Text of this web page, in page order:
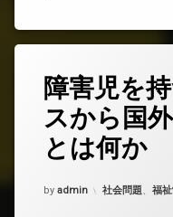
障害児を
スから国
とは何か
Updated on 2026年2月11日
by admin カテゴリー:
社会問題、 福
コ
メ
ン
ト
を
ど
ぞ